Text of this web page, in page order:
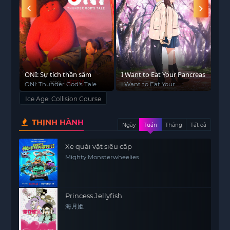
I Want to Eat Your Pancreas
I Want to Eat Your
Pancreas
Vua đầu bếp Soma 2
Shokugeki no Souma: Ni no
Ice Age: Collision Course
THỊNH HÀNH Ngày Tuần Tháng Tất cả
Xe quái vật siêu cấp
Mighty Monsterwheelies
Princess Jellyfish
海月姫